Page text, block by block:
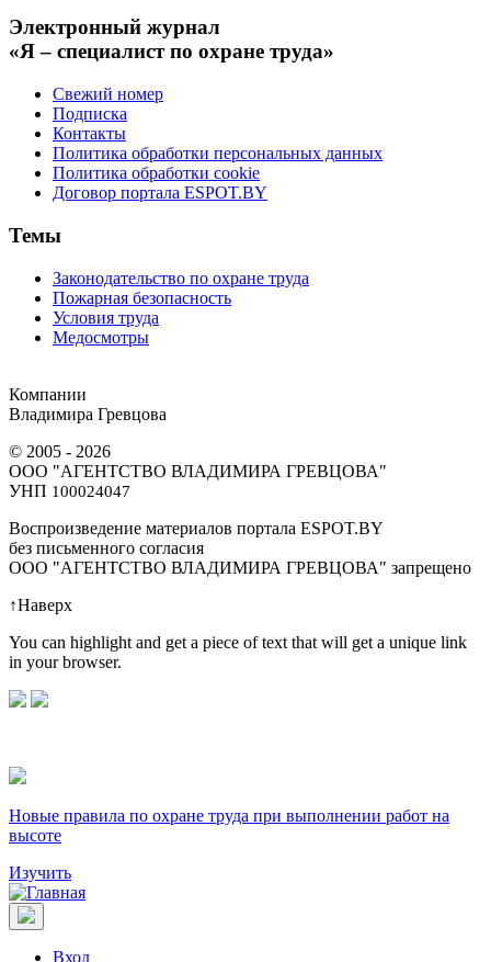
Электронный журнал
«Я – специалист по охране труда»
Свежий номер
Подписка
Контакты
Политика обработки персональных данных
Политика обработки cookie
Договор портала ESPOT.BY
Темы
Законодательство по охране труда
Пожарная безопасность
Условия труда
Медосмотры
Компании
Владимира Гревцова
© 2005 - 2026
ООО "АГЕНТСТВО ВЛАДИМИРА ГРЕВЦОВА"
УНП 100024047
Воспроизведение материалов портала ESPOT.BY
без письменного согласия
OOO "АГЕНТСТВО ВЛАДИМИРА ГРЕВЦОВА" запрещено
↑Наверх
You can highlight and get a piece of text that will get a unique link
in your browser.
Новые правила по охране труда при выполнении работ на
высоте
Изучить
Вход